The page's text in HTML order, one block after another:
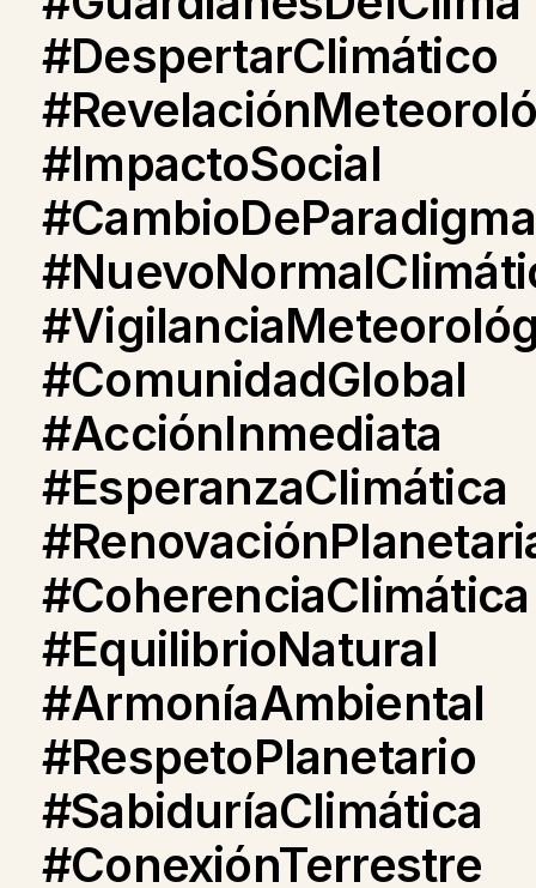
#DespertarClimático
#ImpactoSocial
#CambioDeParadigma
#ComunidadGlobal
#AcciónInmediata
#EsperanzaClimática
#CoherenciaClimática
#EquilibrioNatural
#ArmoníaAmbiental
#RespetoPlanetario
#SabiduríaClimática
#ConexiónTerrestre